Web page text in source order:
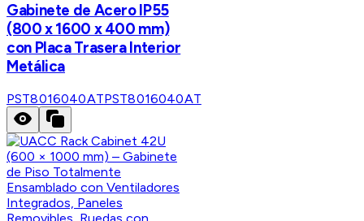
Gabinete de Acero IP55
(800 x 1600 x 400 mm)
con Placa Trasera Interior
Metálica
PST8016040ATPST8016040AT